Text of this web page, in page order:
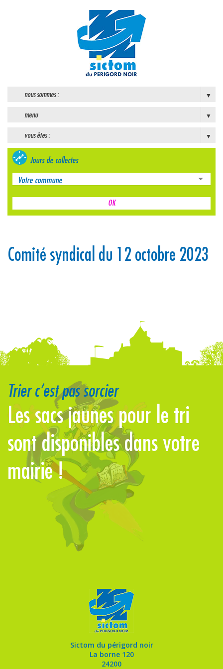
nous sommes :
menu
vous êtes :
Jours de collectes
Comité syndical du 12 octobre 2023
Trier c’est pas sorcier
Les sacs jaunes pour le tri
sont disponibles dans votre
mairie !
Sictom du périgord noir
La borne 120
24200